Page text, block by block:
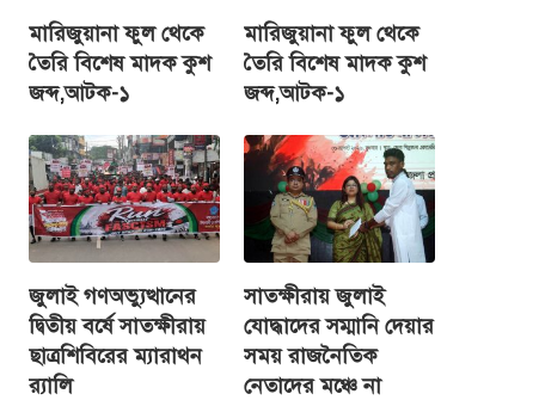
মারিজুয়ানা ফুল থেকে
তৈরি বিশেষ মাদক কুশ
জব্দ,আটক-১
মারিজুয়ানা ফুল থেকে
তৈরি বিশেষ মাদক কুশ
জব্দ,আটক-১
জুলাই গণঅভ্যুত্থানের
দ্বিতীয় বর্ষে সাতক্ষীরায়
ছাত্রশিবিরের ম্যারাথন
র‌্যালি
সাতক্ষীরায় জুলাই
যোদ্ধাদের সম্মানি দেয়ার
সময় রাজনৈতিক
নেতাদের মঞ্চে না